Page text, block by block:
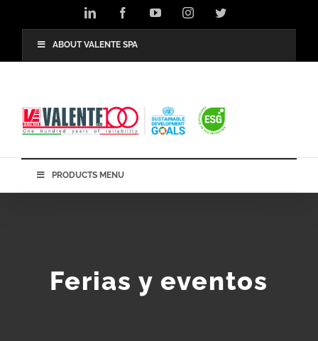
LinkedIn FacebookYouTubeInstagramTwitter
ABOUT VALENTE SPA
PRODUCTS MENU
Ferias y eventos